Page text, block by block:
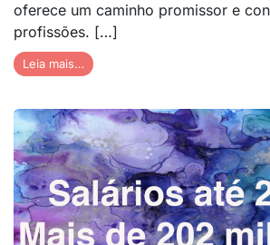
oferece um caminho promissor e
profissões. […]
Leia mais…